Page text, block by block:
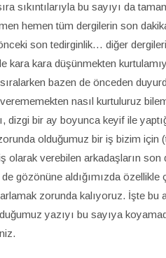
sıkıntılarıyla bu sayıyı da
hemen tüm dergilerin son
son tedirginlik… diğer
kara kara düşünmekten
bazen de önceden
nasıl kurtuluruz
dizgi bir ay boyunca keyif ile
olduğumuz bir iş bizim için
olarak verebilen arkadaşların son
gözönüne aldığımızda özellikle
zorunda kalıyoruz. İşte bu
yazıyı bu sayıya